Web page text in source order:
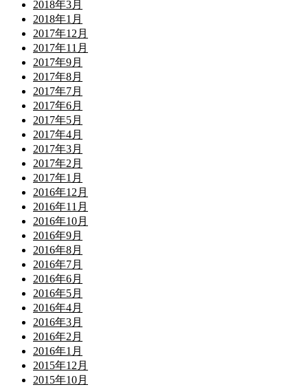
2018年3月
2018年1月
2017年12月
2017年11月
2017年9月
2017年8月
2017年7月
2017年6月
2017年5月
2017年4月
2017年3月
2017年2月
2017年1月
2016年12月
2016年11月
2016年10月
2016年9月
2016年8月
2016年7月
2016年6月
2016年5月
2016年4月
2016年3月
2016年2月
2016年1月
2015年12月
2015年10月